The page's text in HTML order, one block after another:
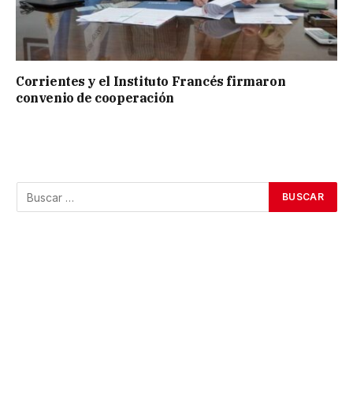
Corrientes y el Instituto Francés firmaron
convenio de cooperación